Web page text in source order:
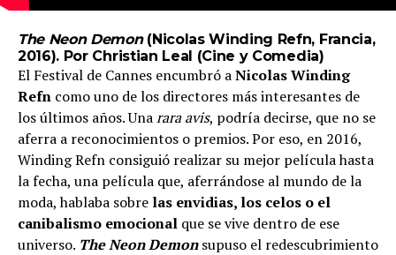
The Neon Demon(Nicolas Winding Refn, Francia,
2016). Por Christian Leal (Cine y Comedia)
El Festival de Cannes encumbró aNicolas Winding
Refn como uno de los directores más interesantes de
los últimos años. Unarara avis, podría decirse, que no se
aferra a reconocimientos o premios. Por eso, en 2016,
Winding Refn consiguió realizar su mejor película hasta
la fecha, una película que, aferrándose al mundo de la
moda, hablaba sobre las envidias, los celos o el
canibalismo emocional que se vive dentro de ese
universo. The Neon Demonsupuso el redescubrimiento